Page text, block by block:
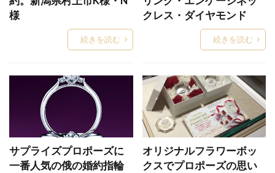
ダイヤモンド原石
ダイヤモンド大きさ
ダイヤモンド結婚指輪
ダイヤモンド見分け方
ダイヤモンド輝きの種類
ダイヤモンド鑑別書
ダイヤモンド鑑定書
ダイヤモンド鑑定機関
ダイヤモンド雑学
ダイヤ一石シンプル
ダズリン
ダブスタ
ダブルスタンダードクロージング
タンタル
タンタル 結婚指輪
様
続きを読む
クレス・ダイヤモンド
続きを読む
サプライズプロポーズに
一番人気の俄の婚約指輪
オリジナルフラワーボッ
クスでプロポーズの思い